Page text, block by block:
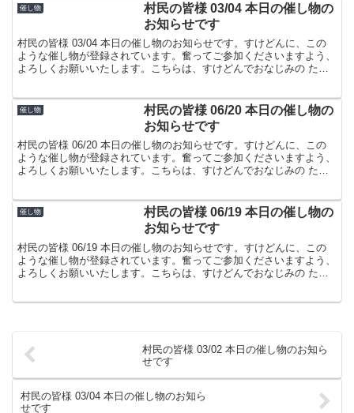
催し物
村民の皆様 03/04 本日の催し物の
お知らせです
村民の皆様 03/04 本日の催し物のお知らせです。すけどんに、この
ような催し物が登録されています。奮ってご参加くださいますよう、
よろしくお願いいたします。こちらは、すけどんでおなじみの たま
催し物
村民の皆様 06/20 本日の催し物の
お知らせです
村民の皆様 06/20 本日の催し物のお知らせです。すけどんに、この
ような催し物が登録されています。奮ってご参加くださいますよう、
よろしくお願いいたします。こちらは、すけどんでおなじみの たま
催し物
村民の皆様 06/19 本日の催し物の
お知らせです
村民の皆様 06/19 本日の催し物のお知らせです。すけどんに、この
ような催し物が登録されています。奮ってご参加くださいますよう、
よろしくお願いいたします。こちらは、すけどんでおなじみの たま
村民の皆様 03/02 本日の催し物のお知ら
せです
村民の皆様 03/04 本日の催し物のお知ら
せです